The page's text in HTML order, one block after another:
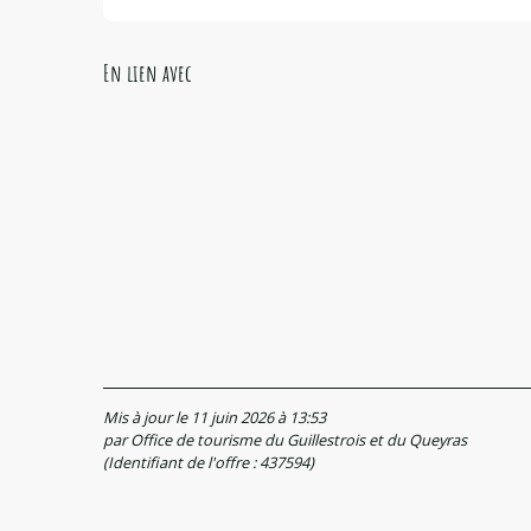
En lien avec
Mis à jour le 11 juin 2026 à 13:53
par Office de tourisme du Guillestrois et du Queyras
(Identifiant de l'offre :437594)